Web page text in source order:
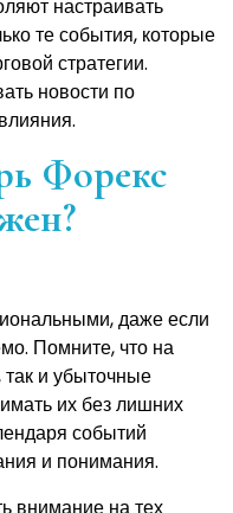
настраивать
те события, которые
стратегии.
новости по
Форекс
даже если
Помните, что на
и убыточные
их без лишних
событий
и понимания.